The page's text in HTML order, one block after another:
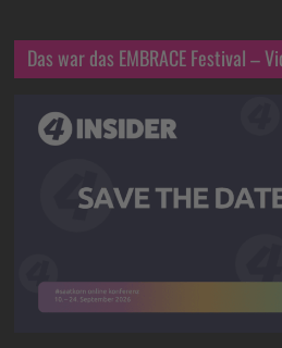
Das war das EMBRACE Festival –